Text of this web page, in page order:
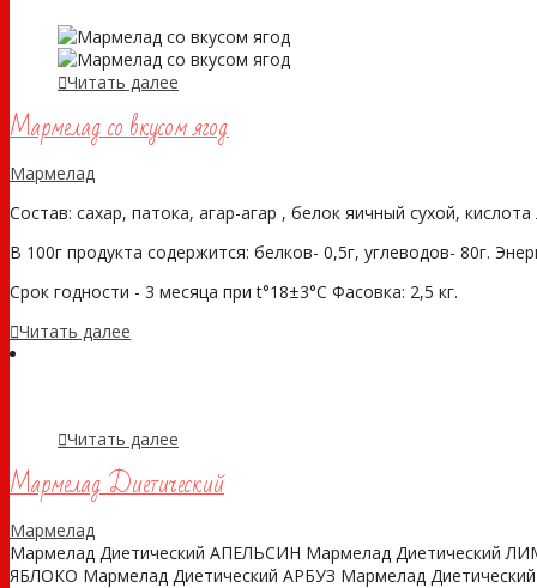
Читать далее
Мармелад со вкусом ягод
Мармелад
Состав: сахар, патока, агар-агар , белок яичный сухой,
В 100г продукта содержится: белков- 0,5г, углеводов- 80г.
Срок годности - 3 месяца при t°18±3°С Фасовка: 2,5 кг.
Читать далее
Читать далее
Мармелад Диетический
Мармелад
Мармелад Диетический АПЕЛЬСИН Мармелад Диетический
ЯБЛОКО Мармелад Диетический АРБУЗ Мармелад